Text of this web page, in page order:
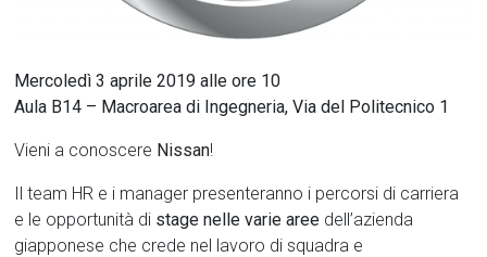
Mercoledì 3 aprile 2019 alle ore 10
Aula B14 – Macroarea di Ingegneria, Via del Politecnico 1
Vieni a conoscere Nissan!
Il team HR e i manager presenteranno i percorsi di carriera
e le opportunità di stagenelle varie aree dell’azienda
giapponese che crede nel lavoro di squadra e